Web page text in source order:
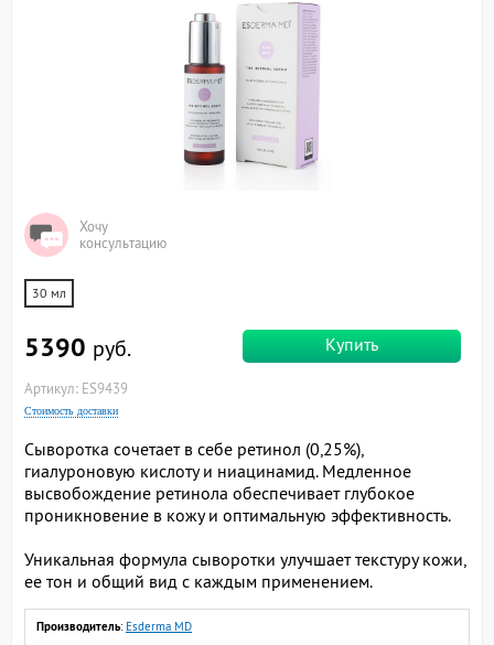
Хочу
консультацию
30 мл
5390 руб. Купить
Артикул: ES9439
Стоимость доставки
Сыворотка сочетает в себе ретинол (0,25%),
гиалуроновую кислоту и ниацинамид. Медленное
высвобождение ретинола обеспечивает глубокое
проникновение в кожу и оптимальную эффективность.
Уникальная формула сыворотки улучшает текстуру кожи,
ее тон и общий вид с каждым применением.
Производитель: Esderma MD